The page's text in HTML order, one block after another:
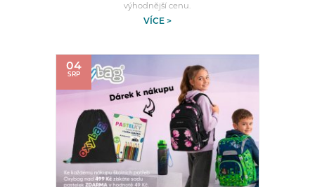
výhodnější cenu.
VÍCE >
04
SRP